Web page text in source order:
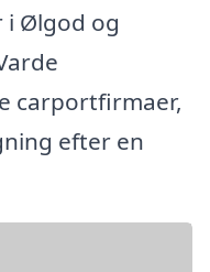
Ølgod og
carportfirmaer,
efter en